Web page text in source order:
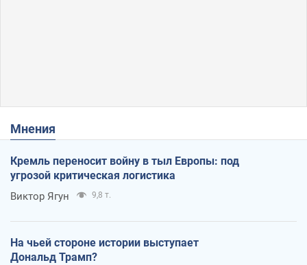
Мнения
Кремль переносит войну в тыл Европы: под
угрозой критическая логистика
Виктор Ягун 9,8 т.
На чьей стороне истории выступает
Дональд Трамп?